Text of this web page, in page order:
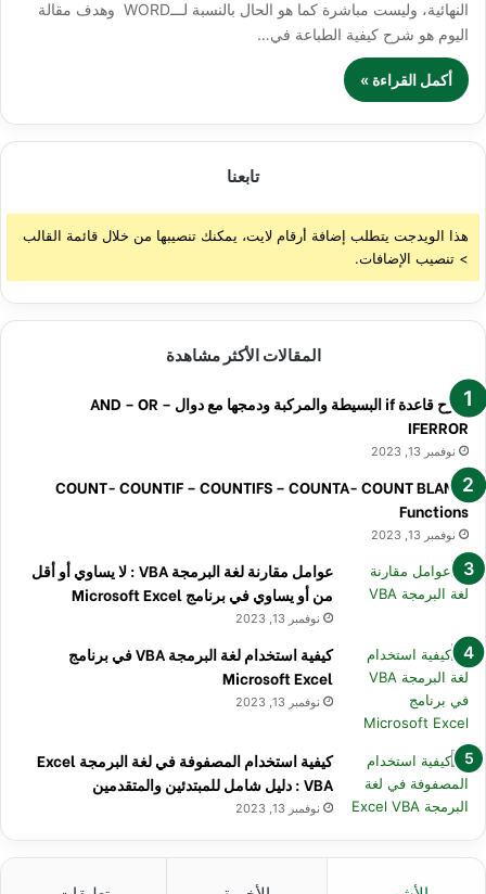
النهائية، وليست مباشرة كما هو الحال بالنسبة لـــWORD وهدف مقالة
اليوم هو شرح كيفية الطباعة في…
أكمل القراءة »
تابعنا
هذا الويدجت يتطلب إضافة أرقام لايت، يمكنك تنصيبها من خلال قائمة القالب
> تنصيب الإضافات.
المقالات الأكثر مشاهدة
شرح قاعدة if البسيطة والمركبة ودمجها مع دوال AND – OR –
IFERROR
نوفمبر 13, 2023
COUNT- COUNTIF – COUNTIFS – COUNTA- COUNT BLANK.
Functions
نوفمبر 13, 2023
عوامل مقارنة لغة البرمجة VBA : لا يساوي أو أقل
من أو يساوي في برنامج Microsoft Excel
نوفمبر 13, 2023
كيفية استخدام لغة البرمجة VBA في برنامج
Microsoft Excel
نوفمبر 13, 2023
كيفية استخدام المصفوفة في لغة البرمجة Excel
VBA : دليل شامل للمبتدئين والمتقدمين
نوفمبر 13, 2023